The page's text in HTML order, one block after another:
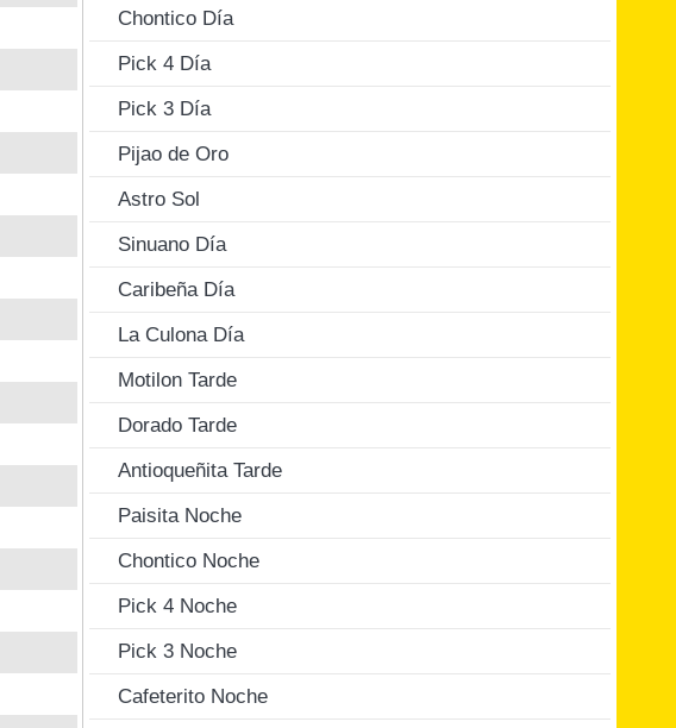
Chontico Día
Pick 4 Día
Pick 3 Día
Pijao de Oro
Astro Sol
Sinuano Día
Caribeña Día
La Culona Día
Motilon Tarde
Dorado Tarde
Antioqueñita Tarde
Paisita Noche
Chontico Noche
Pick 4 Noche
Pick 3 Noche
Cafeterito Noche